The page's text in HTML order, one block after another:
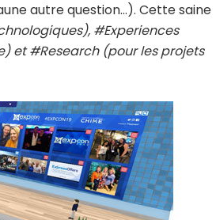
autre question…). Cette saine
#Experiences
et #Research (pour les projets